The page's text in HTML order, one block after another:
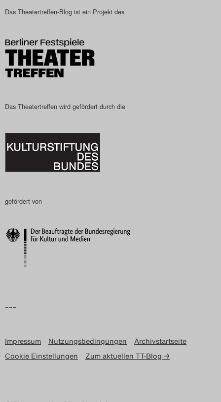
Das Theatertreffen-Blog ist ein Projekt des
Das Theatertreffen wird gefördert durch die
gefördert von
–––
Impressum Nutzungsbedingungen
Archivstartseite
Cookie Einstellungen
Zum aktuellen TT-Blog →